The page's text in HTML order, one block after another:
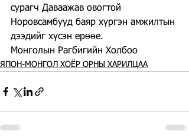
сурагч Даваажав овогтой
Норовсамбууд баяр хүргэн амжилтын
дээдийг хүсэн ерөөе.
Монголын Рагбигийн Холбоо
ЯПОН-МОНГОЛ ХОЁР ОРНЫ ХАРИЛЦАА